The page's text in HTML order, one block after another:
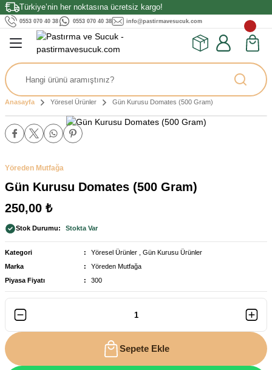
Türkiye’nin her noktasına ücretsiz kargo!
0553 070 40 38 0553 070 40 38 info@pastirmavesucuk.com
Geri Dön
Geri Dön
Geri Dön
Kahvaltılıklar
Tahin & Pekmez
Anasayfa Yöresel Ürünler Gün Kurusu Domates (500 Gram)
Yöreden Mutfağa
Gün Kurusu Domates (500 Gram)
250,00 ₺
Stok Durumu Stokta Var
Kategori Yöresel Ürünler
Gün Kurusu Ürünler
Marka
Yöreden Mutfağa
Piyasa Fiyatı
300
Sepete Ekle